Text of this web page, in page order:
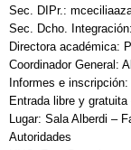
Sec. DIPr.:
Sec. Dcho.
Directora académica:
Coordinador General:
Informes e
Entrada libre y
Lugar: Sala Alberdi –
Autoridades